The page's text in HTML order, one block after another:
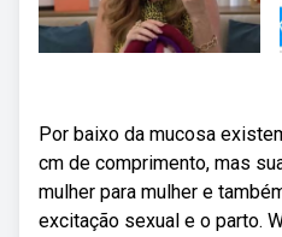
Por baixo da mucosa
cm de comprimento, mas
mulher para mulher e
excitação sexual e o parto.